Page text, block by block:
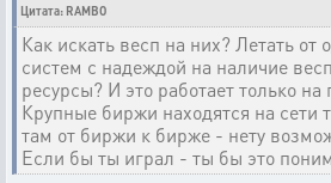
Цитата: RAMBO
Как искать весп на них? Летать от
систем с надеждой на наличие
ресурсы? И это работает только на
Крупные биржи находятся на сети
там от биржи к бирже - нету
Если бы ты играл - ты бы это